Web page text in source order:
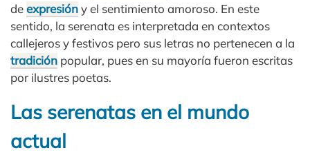
deexpresióny el sentimiento amoroso. En este
sentido, la serenata es interpretada en contextos
callejeros y festivos pero sus letras no pertenecen a la
tradición popular, pues en su mayoría fueron escritas
por ilustres poetas.
Las serenatas en el mundo
actual